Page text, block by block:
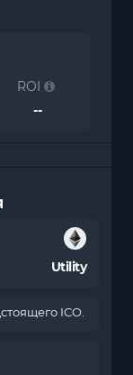
ROI
--
Utility
ICO.